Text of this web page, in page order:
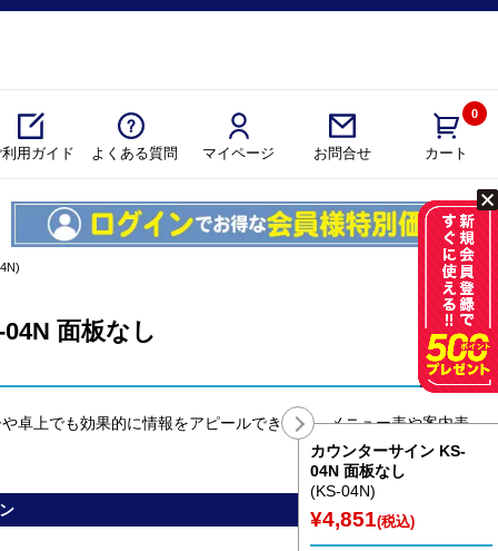
用ガイド よくある質問 マイページ お問合せ カート
0
面板なし
卓上でも効果的に情報をアピールできます。メニュー表や案内表
カウンターサイン KS-
04N 面板なし
(KS-04N)
¥4,851(税込)